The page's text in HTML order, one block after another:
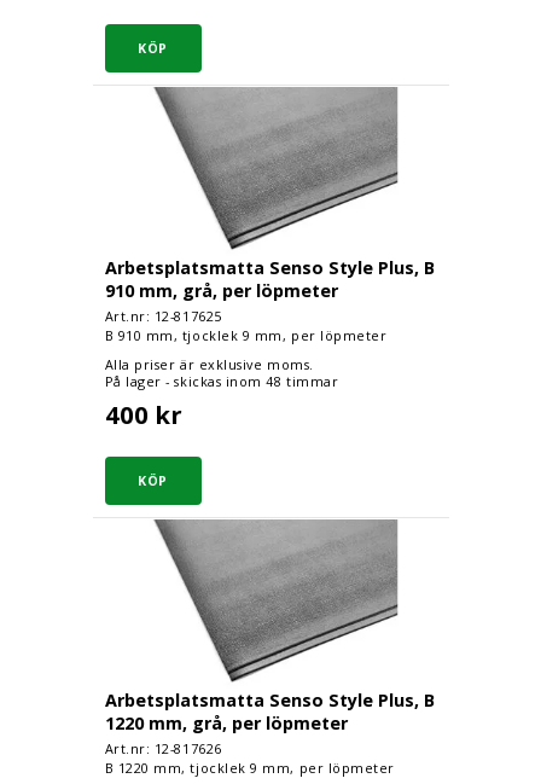
Arbetsplatsmatta Senso Style Plus, B 910 mm,
Arbetsplatsmatta Senso Style Plus, B
910 mm, grå, per löpmeter
Art.nr: 12-817625
B 910 mm, tjocklek 9 mm, per löpmeter
Alla priser är exklusive moms.
På lager - skickas inom 48 timmar
400 kr
Arbetsplatsmatta Senso Style Plus, B 1220 mm,
Arbetsplatsmatta Senso Style Plus, B
1220 mm, grå, per löpmeter
Art.nr: 12-817626
B 1220 mm, tjocklek 9 mm, per löpmeter